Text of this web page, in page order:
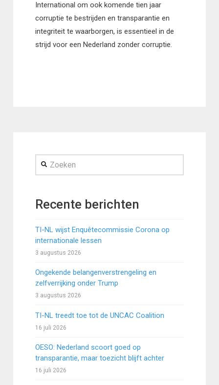
International om ook komende tien jaar
corruptie te bestrijden en transparantie en
integriteit te waarborgen, is essentieel in de
strijd voor een Nederland zonder corruptie.
Zoeken
Recente berichten
TI-NL wijst Enquêtecommissie Corona op
internationale lessen
3 augustus 2026
Ongekende belangenverstrengeling en
zelfverrijking onder Trump
3 augustus 2026
TI-NL treedt toe tot de UNCAC Coalition
16 juli 2026
OESO: Nederland scoort goed op
transparantie, maar toezicht blijft achter
16 juli 2026